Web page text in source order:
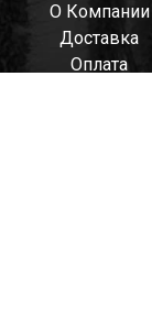
О Компании
Доставка
Оплата